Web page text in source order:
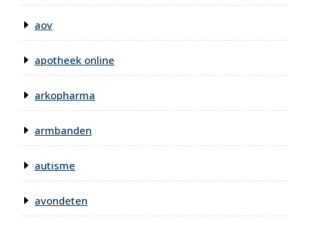
aov
apotheek online
arkopharma
armbanden
autisme
avondeten